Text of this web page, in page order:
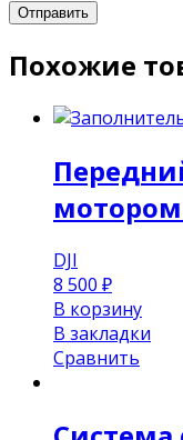
Похожие
мотором
DJI
8 500 ₽
В корзину
В закладки
Сравнить